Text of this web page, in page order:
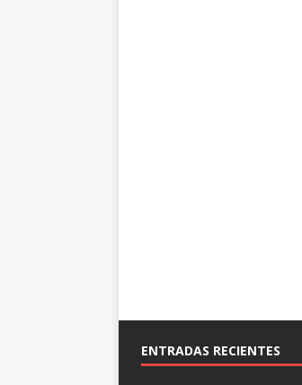
ENTRADAS RECIENTES